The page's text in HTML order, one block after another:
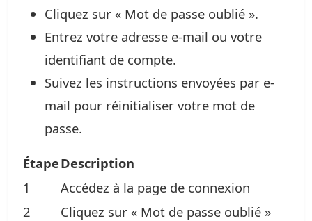
Cliquez sur « Mot de passe oublié ».
Entrez votre adresse e-mail ou votre
identifiant de compte.
Suivez les instructions envoyées par e-
mail pour réinitialiser votre mot de
passe.
ÉtapeDescription
1
Accédez à la page de connexion
2
Cliquez sur « Mot de passe oublié »